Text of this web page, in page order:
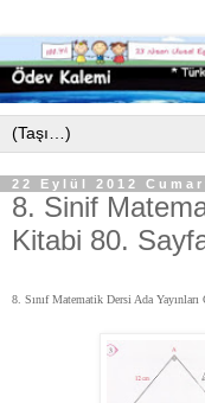
22 Eylül 2012
8. Sinif
Kitabi 80.
8. Sınıf Matematik Dersi Ada Yayınları